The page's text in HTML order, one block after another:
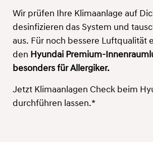
Wir prüfen Ihre Klimaanlage auf
desinfizieren das System und
aus. Für noch bessere Luftqualität
den Hyundai Premium-
besonders für Allergiker.
Jetzt Klimaanlagen Check beim
durchführen lassen.*